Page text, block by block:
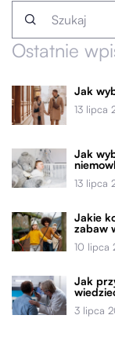
Ostatnie
Jak
13 lipca
Jak
13 lipca
Jakie
zabaw
10 lipca
Jak
3 lipca